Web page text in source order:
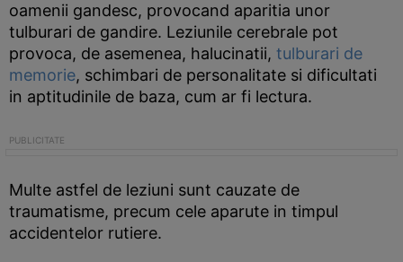
oamenii gandesc, provocand aparitia unor
tulburari de gandire. Leziunile cerebrale pot
provoca, de asemenea, halucinatii, tulburari de
memorie, schimbari de personalitate si dificultati
in aptitudinile de baza, cum ar fi lectura.
Multe astfel de leziuni sunt cauzate de
traumatisme, precum cele aparute in timpul
accidentelor rutiere.